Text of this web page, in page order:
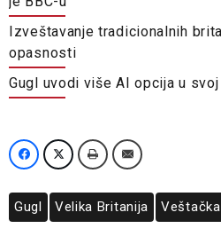
Izveštavanje tradicionalnih
opasnosti
Gugl uvodi više AI opcija u
Gugl Velika Britanija